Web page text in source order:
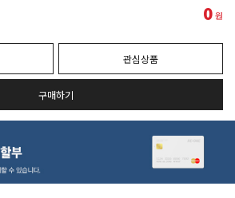
0원
관심상품
구매하기